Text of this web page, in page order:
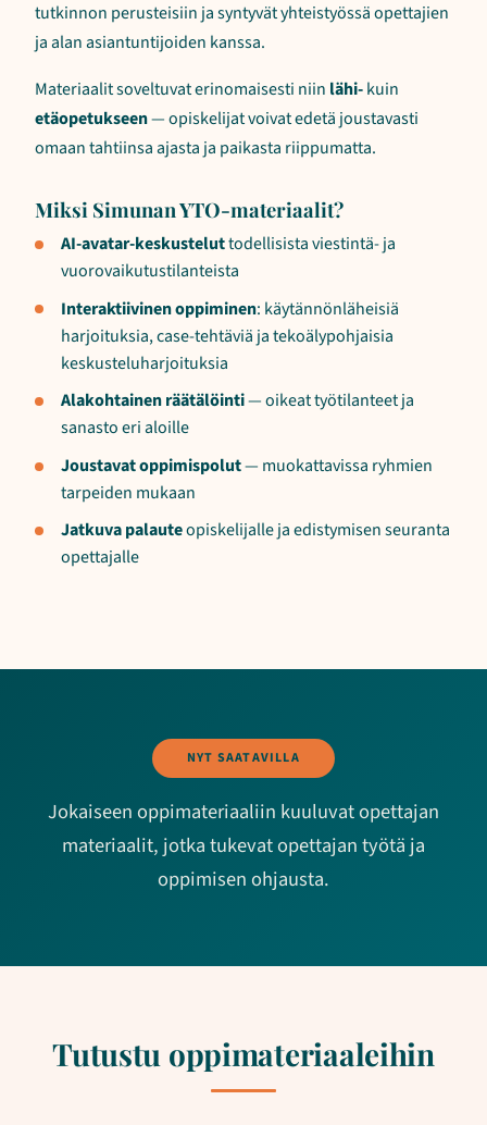
tutkinnon perusteisiin ja syntyvät yhteistyössä opettajien
ja alan asiantuntijoiden kanssa.
Materiaalit soveltuvat erinomaisesti niin lähi-kuin
etäopetukseen— opiskelijat voivat edetä joustavasti
omaan tahtiinsa ajasta ja paikasta riippumatta.
Miksi Simunan YTO-materiaalit?
AI-avatar-keskusteluttodellisista viestintä- ja
vuorovaikutustilanteista
Interaktiivinen oppiminen: käytännönläheisiä
harjoituksia, case-tehtäviä ja tekoälypohjaisia
keskusteluharjoituksia
Alakohtainen räätälöinti— oikeat työtilanteet ja
sanasto eri aloille
Joustavat oppimispolut— muokattavissa ryhmien
tarpeiden mukaan
Jatkuva palauteopiskelijalle ja edistymisen seuranta
opettajalle
NYT SAATAVILLA
Jokaiseen oppimateriaaliin kuuluvat opettajan
materiaalit, jotka tukevat opettajan työtä ja
oppimisen ohjausta.
Tutustu oppimateriaaleihin